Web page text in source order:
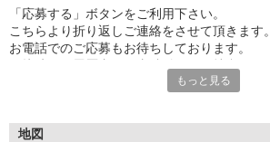
「応募する」ボタンをご利用下さい。
こちらより折り返しご連絡をさせて頂きます。
お電話でのご応募もお待ちしております。
もっと見る
地図